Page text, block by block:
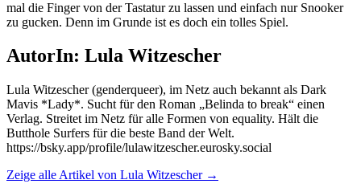
mal die Finger von der Tastatur zu lassen und einfach nur Snooker
zu gucken. Denn im Grunde ist es doch ein tolles Spiel.
AutorIn: Lula Witzescher
Lula Witzescher (genderqueer), im Netz auch bekannt als Dark
Mavis *Lady*. Sucht für den Roman „Belinda to break“ einen
Verlag. Streitet im Netz für alle Formen von equality. Hält die
Butthole Surfers für die beste Band der Welt.
https://bsky.app/profile/lulawitzescher.eurosky.social
Zeige alle Artikel von Lula Witzescher →